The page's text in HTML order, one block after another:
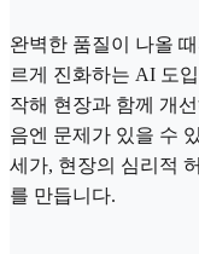
완벽한 품질이 나올
르게 진화하는 AI 도
작해 현장과 함께 개
음엔 문제가 있을 수
세가, 현장의 심리적
를 만듭니다.